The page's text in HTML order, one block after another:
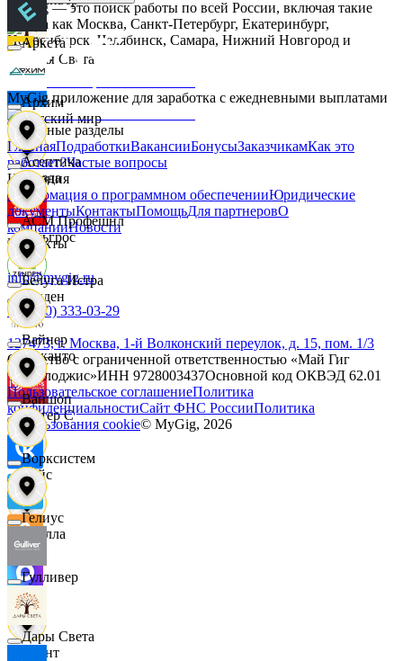
Дары Света
Детский мир
Звезда
Зельгрос
Зенден
Инканто
Интер С
Вайс
Ителла
kari
Квант
Аркета
Архим
Асептика
АСМ Профешнл
Белуга Истра
Вайнер
Ваншоп
Ворксистем
Гелиус
Гулливер
Дары Света
MyGig — это поиск работы по всей России, включая такие
города как Москва, Санкт-Петербург, Екатеринбург,
Новосибирск, Челябинск, Самара, Нижний Новгород и
другие.
MyGig приложение для заработка с ежедневными выплатами
Основные разделы
ГлавнаяПодработкиВакансииБонусыЗаказчикамКак это
работает?Частые вопросы
Компания
Информация о программном обеспеченииЮридические
документыКонтактыПомощьДля партнеровО
компанииНовости
Контакты
info@mygig.ru
+8 (800) 333-03-29
127473, г. Москва, 1-й Волконский переулок, д. 15, пом. 1/3
Общество с ограниченной ответственностью «Май Гиг
Технолоджис»ИНН 9728003437Основной код ОКВЭД 62.01
Пользовательское соглашениеПолитика
конфиденциальностиСайт ФНС РоссииПолитика
использования cookie© MyGig, 2026